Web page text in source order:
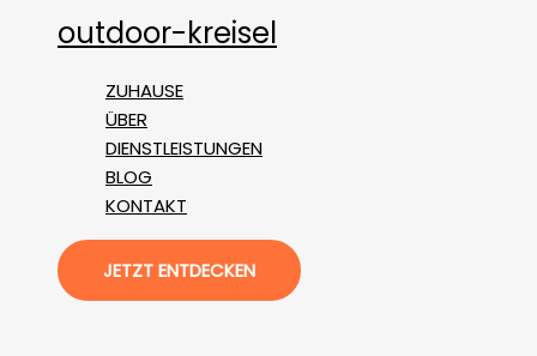
Inhalt
outdoor-kreisel
ZUHAUSE
ÜBER
DIENSTLEISTUNGEN
BLOG
KONTAKT
JETZT ENTDECKEN